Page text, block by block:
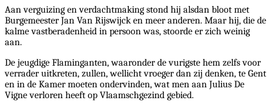
Aan verguizing en verdachtmaking stond hij alsdan bloot met
Burgemeester Jan Van Rijswijck en meer anderen. Maar hij, die de
kalme vastberadenheid in persoon was, stoorde er zich weinig
aan.
De jeugdige Flaminganten, waaronder de vurigste hem zelfs voor
verrader uitkreten, zullen, wellicht vroeger dan zij denken, te Gent
en in de Kamer moeten ondervinden, wat men aan Julius De
Vigne verloren heeft op Vlaamschgezind gebied.